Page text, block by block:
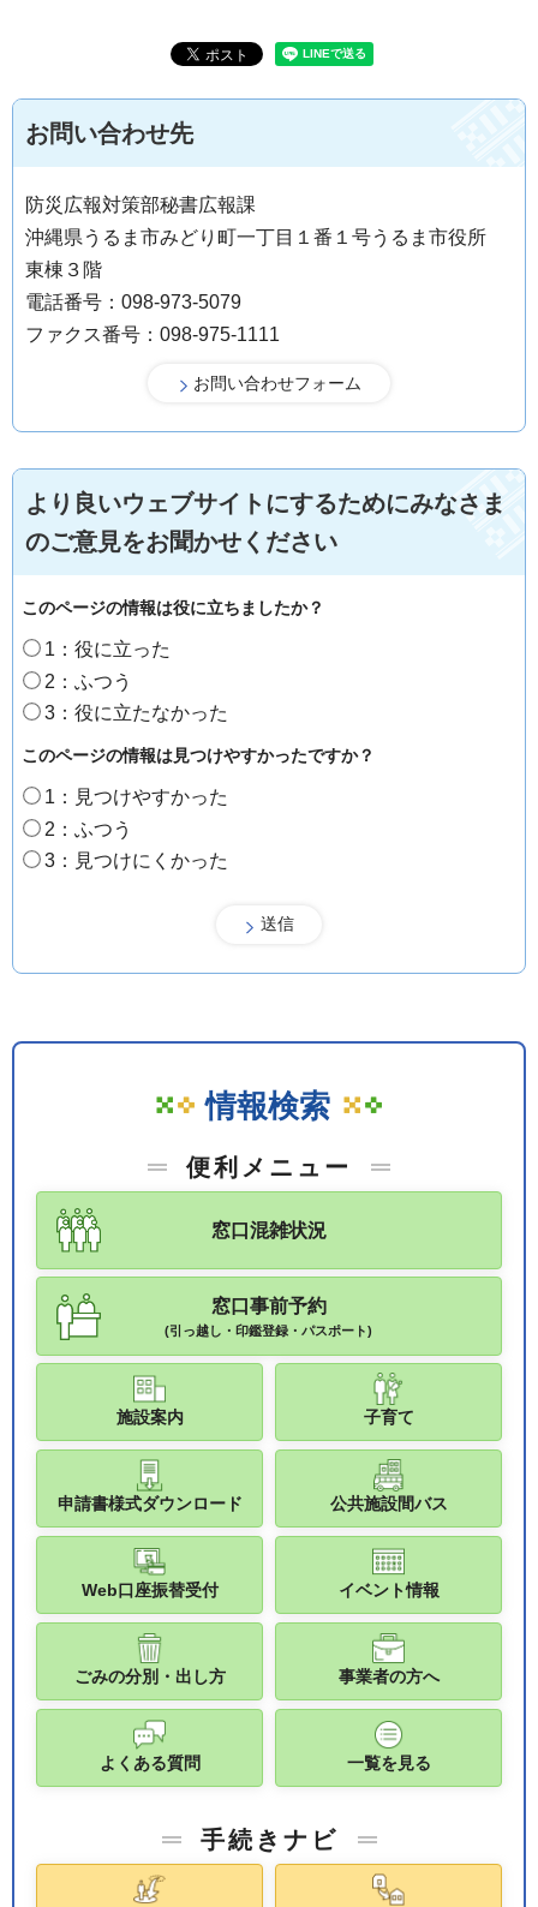
お問い合わせ先
防災広報対策部秘書広報課
沖縄県うるま市みどり町一丁目１番１号うるま市役所
東棟３階
電話番号：098-973-5079
ファクス番号：098-975-1111
より良いウェブサイトにするためにみなさま
のご意見をお聞かせください
このページの情報は役に立ちましたか？
1：役に立った
2：ふつう
3：役に立たなかった
このページの情報は見つけやすかったですか？
1：見つけやすかった
2：ふつう
3：見つけにくかった
情報検索
便利メニュー
窓口混雑状況
窓口事前予約
(引っ越し・印鑑登録・パスポート)
施設案内 子育て
申請書様式ダウンロード 公共施設間バス
Web口座振替受付 イベント情報
ごみの分別・出し方 事業者の方へ
よくある質問 一覧を見る
手続きナビ